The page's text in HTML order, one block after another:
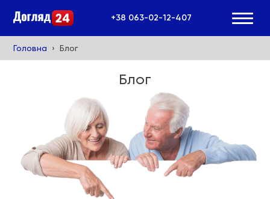
+38 063-02-12-407
Головна Блог
Блог